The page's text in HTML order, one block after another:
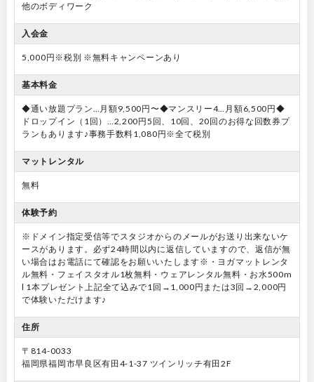
他のボディワーク
入会金
5,000円※税別 ※無料キャンペーンあり
基本料金
◆通い放題プラン…月額9,500円〜◆マンスリー4…月額6,500円◆
ドロップイン（1回）…2,200円5回、10回、20回のお得な回数券プ
ランもあります♪事務手数料1,080円※全て税別
マットレンタル
無料
体験予約
※ドメイン指定受信等でスタジオからのメールがお送り出来ないケ
ースがあります。必ず24時間以内に返信していますので、返信が無
い場合はお電話にて確認をお願いいたします※・ヨガマットレンタ
ル無料・フェイスタオル1枚無料・ウェアレンタル無料・お水500m
l 1本プレゼント上記全て込みで1回→1,000円または3回→2,000円
で体験いただけます♪
住所
〒814-0033
福岡県福岡市早良区有田4-1-37 ツインリッチ有田2F